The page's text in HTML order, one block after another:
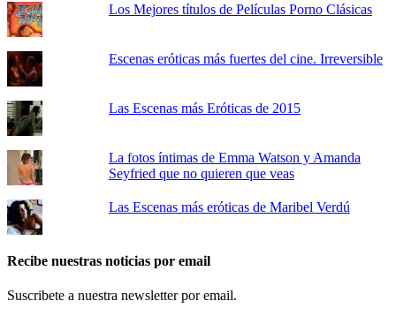
Los Mejores títulos de Películas Porno Clásicas
Escenas eróticas más fuertes del cine. Irreversible
Las Escenas más Eróticas de 2015
La fotos íntimas de Emma Watson y Amanda
Seyfried que no quieren que veas
Las Escenas más eróticas de Maribel Verdú
Recibe nuestras noticias por email
Suscribete a nuestra newsletter por email.